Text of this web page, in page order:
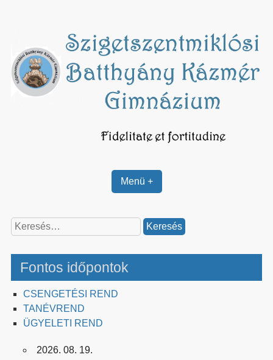
Menü +
Keresés:
Fontos időpontok
CSENGETÉSI REND
TANÉVREND
ÜGYELETI REND
2026. 08. 19.